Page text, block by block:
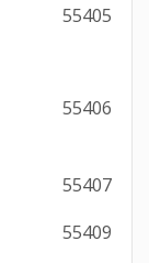
55405
55406
55407
55409